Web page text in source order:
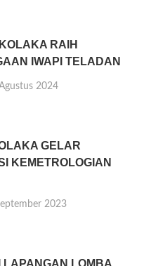
RAIH
IWAPI TELADAN
2024
GELAR
KEMETROLOGIAN
2023